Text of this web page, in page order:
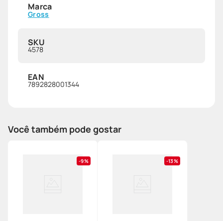
Marca
Gross
SKU
4578
EAN
7892828001344
Você também pode gostar
9% 13%